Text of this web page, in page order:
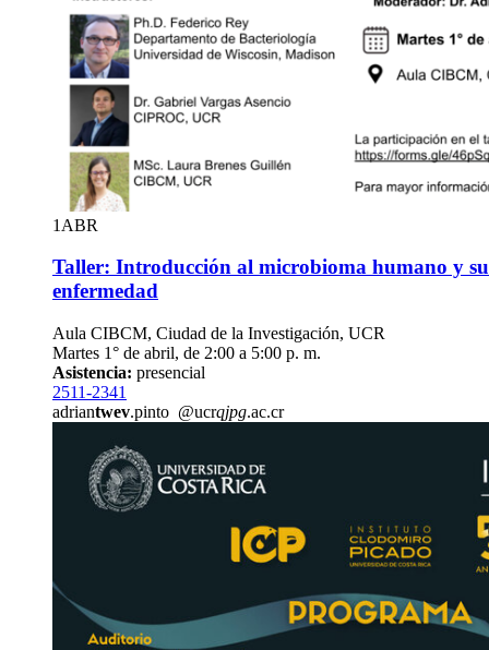
1 ABR
Taller: Introducción al microbioma humano y
enfermedad
Aula CIBCM, Ciudad de la Investigación, UCR
Martes 1° de abril, de 2:00 a 5:00 p. m.
Asistencia: presencial
2511-2341
adriantwev.pinto @ucrqjpg.ac.cr